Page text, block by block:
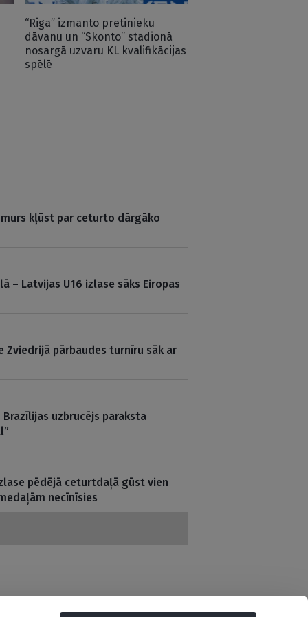
“Riga” izmanto pretinieku
dāvanu un “Skonto” stadionā
nosargā uzvaru KL kvalifikācijas
spēlē
kļūst par ceturto dārgāko
– Latvijas U16 izlase sāks Eiropas
Zviedrijā pārbaudes turnīru sāk ar
uzbrucējs paraksta
pēdējā ceturtdaļā gūst vien
necīnīsies